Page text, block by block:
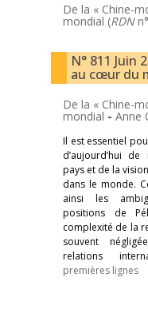
De la « Chine-
mondial (RDN
N° 811 Juin
au cœur du
De la « Chine-
mondial - Anne
Il est essentiel
d’aujourd’hui
pays et de la
dans le monde.
ainsi les
positions de
complexité de la
souvent
relations
premières lignes